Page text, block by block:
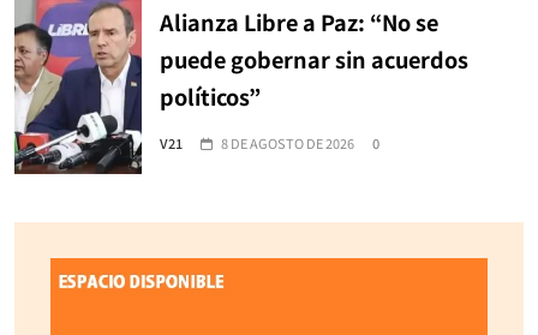
Alianza Libre a Paz: “No se
puede gobernar sin acuerdos
políticos”
V21 8 DE AGOSTO DE 2026 0